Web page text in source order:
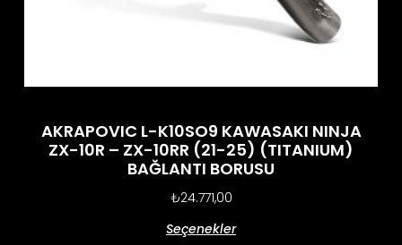
AKRAPOVIC L-K10SO9 KAWASAKI NINJA
ZX-10R – ZX-10RR (21-25) (TITANIUM)
BAĞLANTI BORUSU
₺24.771,00
Seçenekler